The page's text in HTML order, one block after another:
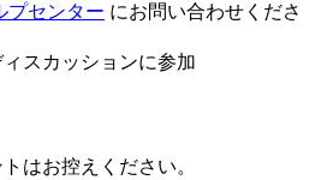
プセンター にお問い合わせくださ
スカッションに参加
はお控えください。